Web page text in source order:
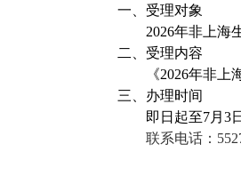
一、受理对象
2026年非上海
二、受理内容
《2026年非上
三、办理时间
即日起至7月3
联系电话：